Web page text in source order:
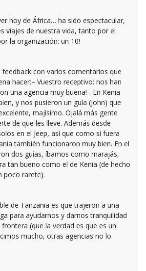
hoy de África… ha sido espectacular,
viajes de nuestra vida, tanto por el
la organización: un 10!
con varios comentarios que
hacer:– Vuestro receptivo: nos han
una agencia muy buena!– En Kenia
y nos pusieron un guía (John) que
majísimo. Ojalá más gente
de que les lleve. Además desde
en el Jeep, así que como si fuera
también funcionaron muy bien. En el
dos guías, íbamos como marajás,
tan bueno como el de Kenia (de hecho
poco rarete).
de Tanzania es que trajeron a una
para ayudarnos y darnos tranquilidad
(que la verdad es que es un
mucho, otras agencias no lo